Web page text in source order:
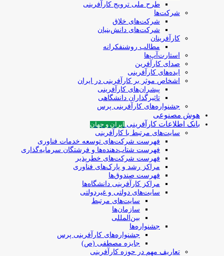
طرح ملی ترویج کارآفرینی
شرکت‌ها
شرکت‌های خلاق
شرکت‌های دانش‌بنیان
کارآفرینان
مطالب روشنفکرانه
استارت‌آپ‌ها
صدای کارآفرین
ایده‌های کارآفرینی
اشخاص موثر بر کارآفرینی در ایران
پیشران‌های کارآفرینی
تاثیرگذاران دانشگاهی
جشنواره‌های کارآفرینی‌ پرس
هوش مصنوعی
بانک اطلاعات کارآفرینی
ایران و جهان
سایت‌های مرتبط با کارآفرینی
فهرست شرکت‌های‌‌ توسعه‌ خدمات فناوری
فهرست شتاب‌دهنده‌ها‌ و فرشتگان‌ سرمایه‌گذاری
فهرست شرکت‌های خطرپذیر
مراکز رشد و پارک‌های فناوری
فهرست صندوق‌ها
مراکز کارآفرینی دانشگاه‌ها
سایت‌های دولتی و غیردولتی
سایت‌های مرتبط
سازمان‌ها
بین‌المللی
جشنواره‌ها
جشنواره‌های کارآفرینی‌ پرس
جایزه مصطفی (ص)
تعاریف مهم در حوزه کارآفرینی